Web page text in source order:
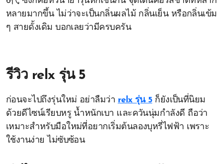
หลายมากขึ้น ไม่ว่าจะเป็นกลิ่นผลไม้ กลิ่นเย็น หรือกลิ่นเข้ม
ๆ สายดั้งเดิม บอกเลยว่ามีครบครัน
รีวิว relx รุ่น 5
ก่อนจะไปถึงรุ่นใหม่ อย่าลืมว่า relx รุ่น 5ก็ยังเป็นที่นิยม
ด้วยดีไซน์เรียบหรู น้ำหนักเบา และควันนุ่มกำลังดี ถือว่า
เหมาะสำหรับมือใหม่ที่อยากเริ่มต้นลองบุหรี่ไฟฟ้า เพราะ
ใช้งานง่าย ไม่ซับซ้อน